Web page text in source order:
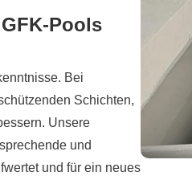
Pools
Bei
Schichten,
Unsere
und
und für ein neues